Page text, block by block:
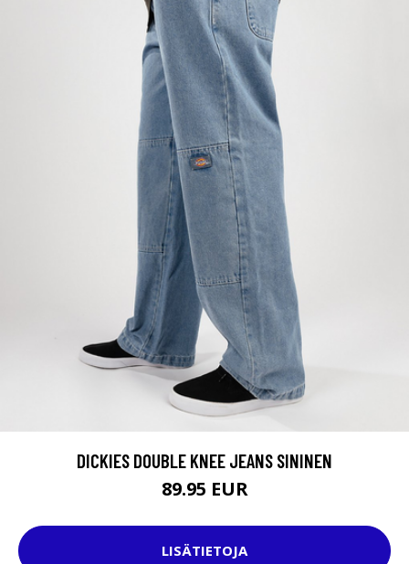
DICKIES DOUBLE KNEE JEANS SININEN
89.95 EUR
LISÄTIETOJA